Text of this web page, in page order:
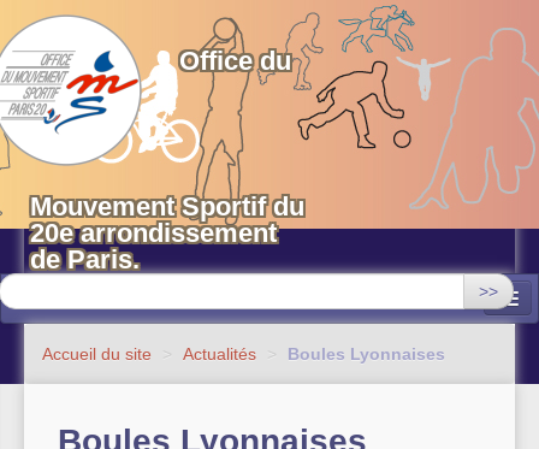
OMS 20 Paris
Office du
Mouvement Sportif du
20e arrondissement
de Paris.
>>
Equipements sportifs municipaux
OMS 20
Accueil du site > Actualités > Boules Lyonnaises
Boules Lyonnaises